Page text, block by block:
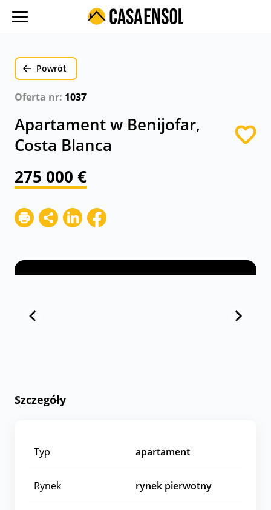
Oferty w regionach
Ulubione oferty
Koszty
Kontakt
Powrót
Oferta nr: 1037
Apartament w Benijofar,
Costa Blanca
275 000 €
Szczegóły
Typ apartament
Rynek rynek pierwotny